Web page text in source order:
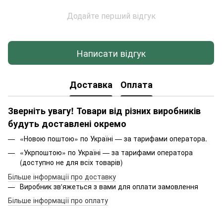
Додайте перший відгук
Написати відгук
Доставка Оплата
Зверніть увагу! Товари від різних виробників
будуть доставлені окремо
«Новою поштою» по Україні — за тарифами оператора.
«Укрпоштою» по Україні — за тарифами оператора
(доступно не для всіх товарів)
Більше інформації про доставку
Виробник зв'яжеться з вами для оплати замовлення
Більше інформації про оплату